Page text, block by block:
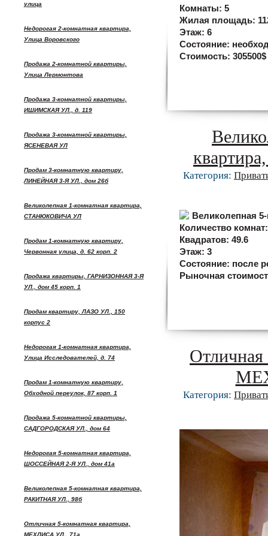
улица
Недорогая 2-комнатная квартира,
Улица Воровского
Продажа 2-комнатной квартиры,
Улица Лермонтова
Продажа 3-комнатной квартиры,
ИШИМСКАЯ УЛ., д. 119
Продажа 3-комнатной квартиры,
ЯСЕНЕВАЯ УЛ
Продам 3-комнатную квартиру,
ЛИНЕЙНАЯ 3-Я УЛ., дом 26б
Великолепная 1-комнатная квартира,
СТАНЮКОВИЧА УЛ
Продам 1-комнатную квартиру,
Червонная улица, д. 62 корп. 2
Продажа квартиры, ГАРНИЗОННАЯ 3-Я
УЛ., дом 45 корп. 1
Продам квартиру, ЛАЗО УЛ., 150
корпус 2
Недорогая 1-комнатная квартира,
Улица Исследователей, д. 74
Продам 1-комнатную квартиру,
Обходной переулок, 87 корп. 1
Продажа 5-комнатной квартиры,
САДГОРОДСКАЯ УЛ., дом 64
Недорогая 5-комнатная квартира,
ШОССЕЙНАЯ 2-Я УЛ., дом 41а
Великолепная 5-комнатная квартира,
РАКИТНАЯ УЛ., 98б
Отличная 5-комнатная квартира,
МЕХЛИСА УЛ., 71а
Комнаты: 5
Жилая площадь:
Этаж: 6
Состояние:
Стоимость: 305500$
Категория:
Количество
Квадратов: 49.6
Этаж: 3
Состояние: после
Рыночная
Отличная
Категория: